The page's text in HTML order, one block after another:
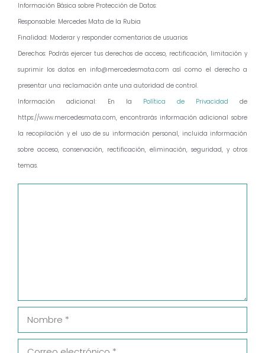
Información Básica sobre Protección de Datos:
Responsable: Mercedes Mata de la Rubia
Finalidad: Moderar y responder comentarios de usuarios
Derechos: Podrás ejercer tus derechos de acceso, rectificación, limitación y
suprimir los datos en info@mercedesmata.com así como el derecho a
presentar una reclamación ante una autoridad de control.
Información adicional: En la Política de Privacidad de
https://www.mercedesmata.com, encontrarás información adicional sobre
la recopilación y el uso de su información personal, incluida información
sobre acceso, conservación, rectificación, eliminación, seguridad, y otros
temas.
Nombre
Correo